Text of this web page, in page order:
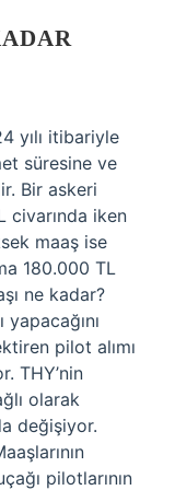
yılı itibariyle
süresine ve
Bir askeri
civarında iken
maaş ise
180.000 TL
ne kadar?
pilot alımı
THY’nin
olarak
değişiyor.
pilotlarının